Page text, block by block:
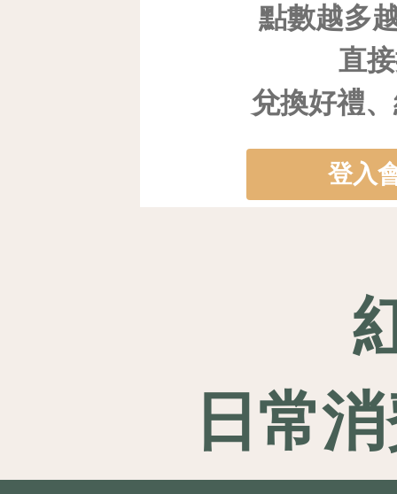
點數越多
直
兌換好禮
登入
日常